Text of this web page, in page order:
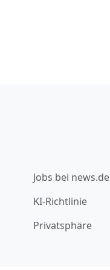
Jobs bei news.de
KI-Richtlinie
Privatsphäre